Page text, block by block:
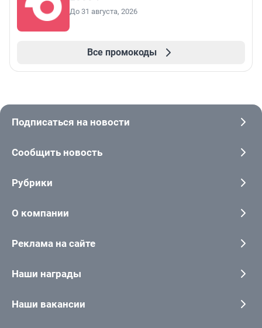
До 31 августа, 2026
Все промокоды
Подписаться на новости
Сообщить новость
Рубрики
О компании
Реклама на сайте
Наши награды
Наши вакансии